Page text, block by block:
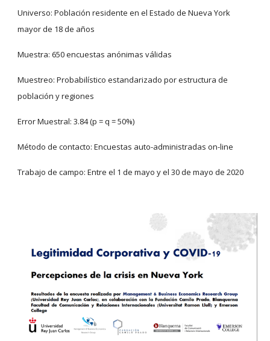
Universo: Población residente en el Estado de Nueva York
mayor de 18 de años
Muestra: 650 encuestas anónimas válidas
Muestreo: Probabilístico estandarizado por estructura de
población y regiones
Error Muestral: 3.84 (p = q = 50%)
Método de contacto: Encuestas auto-administradas on-line
Trabajo de campo: Entre el 1 de mayo y el 30 de mayo de 2020